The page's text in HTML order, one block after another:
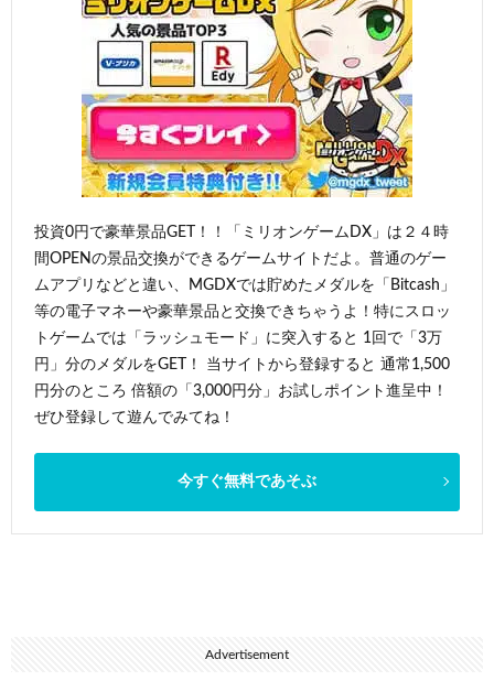
投資0円で豪華景品GET！！「ミリオンゲームDX」は２４時
間OPENの景品交換ができるゲームサイトだよ。普通のゲー
ムアプリなどと違い、MGDXでは貯めたメダルを「Bitcash」
等の電子マネーや豪華景品と交換できちゃうよ！特にスロッ
トゲームでは「ラッシュモード」に突入すると 1回で「3万
円」分のメダルをGET！ 当サイトから登録すると 通常1,500
円分のところ 倍額の「3,000円分」お試しポイント進呈中！
ぜひ登録して遊んでみてね！
今すぐ無料であそぶ
Advertisement